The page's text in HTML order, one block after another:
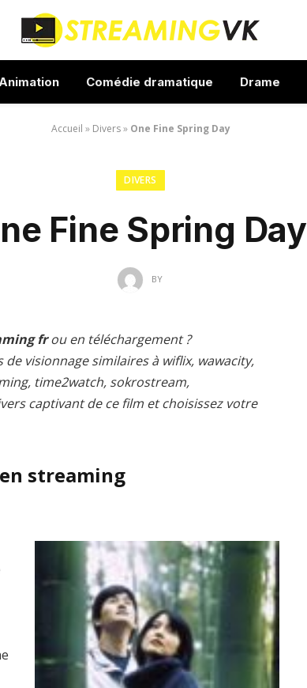
Animation Comédie dramatique Drame
Accueil » Divers» One Fine Spring Day
DIVERS
Fine Spring Day
BY
frou en téléchargement ?
visionnage similaires à wiflix, wawacity,
time2watch, sokrostream,
captivant de ce film et choisissez votre
streaming